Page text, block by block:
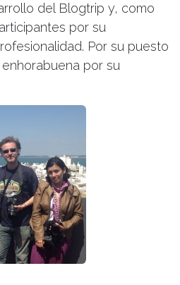
del Blogtrip y, como
por su
Por su puesto
por su